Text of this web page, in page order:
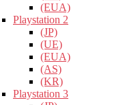
(EUA)
Playstation 2
(JP)
(UE)
(EUA)
(AS)
(KR)
Playstation 3